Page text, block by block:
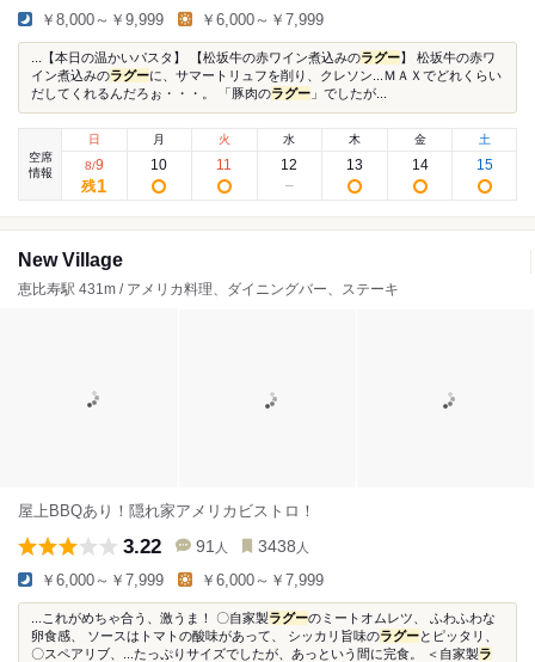
￥8,000～￥9,999 ￥6,000～￥7,999
...【本日の温かいパスタ】 【松坂牛の赤ワイン煮込みのラグー】 松坂牛の赤ワ
イン煮込みのラグーに、サマートリュフを削り、クレソン...ＭＡＸでどれくらい
だしてくれるんだろぉ・・・。 「豚肉のラグー 」でしたが...
空席
情報
日
8/9
残1
月
10
火
11
水
12
木
13
金
14
土
15
New Village
恵比寿駅 431m / アメリカ料理、ダイニングバー、ステーキ
屋上BBQあり！隠れ家アメリカビストロ！
3.22 91 人 3438 人
￥6,000～￥7,999 ￥6,000～￥7,999
...これがめちゃ合う、激うま！ 〇自家製ラグーのミートオムレツ、 ふわふわな
卵食感、 ソースはトマトの酸味があって、 シッカリ旨味のラグーとピッタリ、
〇スペアリブ、...たっぷりサイズでしたが、あっという間に完食。 ＜自家製ラ